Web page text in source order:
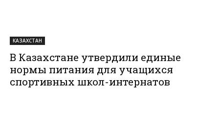
КАЗАХСТАН
В Казахстане утвердили единые
нормы питания для учащихся
спортивных школ-интернатов